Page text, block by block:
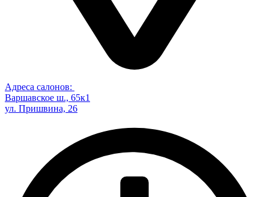
Адреса салонов:
Варшавское ш., 65к1
ул. Пришвина, 26